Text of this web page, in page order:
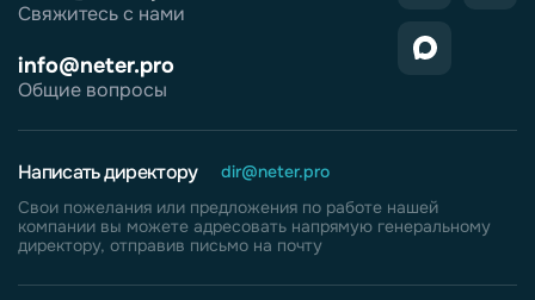
Свяжитесь с нами
info@neter.pro
Общие вопросы
Написать директору
dir@neter.pro
Свои пожелания или предложения по работе нашей
компании вы можете адресовать напрямую генеральному
директору, отправив письмо на почту